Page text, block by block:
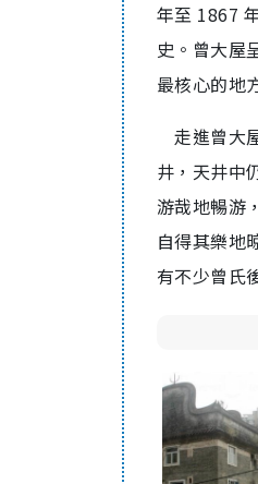
年至 1867
史。曾大屋
最核心的地
走進曾大
井，天井中
游哉地暢游
自得其樂地
有不少曾氏